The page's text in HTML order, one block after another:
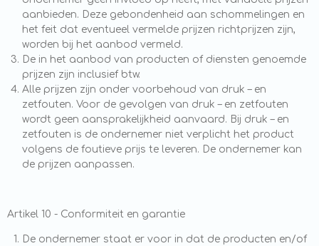
aanbieden. Deze gebondenheid aan schommelingen en
het feit dat eventueel vermelde prijzen richtprijzen zijn,
worden bij het aanbod vermeld.
De in het aanbod van producten of diensten genoemde
prijzen zijn inclusief btw.
Alle prijzen zijn onder voorbehoud van druk – en
zetfouten. Voor de gevolgen van druk – en zetfouten
wordt geen aansprakelijkheid aanvaard. Bij druk – en
zetfouten is de ondernemer niet verplicht het product
volgens de foutieve prijs te leveren. De ondernemer kan
de prijzen aanpassen.
Artikel 10 - Conformiteit en garantie
De ondernemer staat er voor in dat de producten en/of